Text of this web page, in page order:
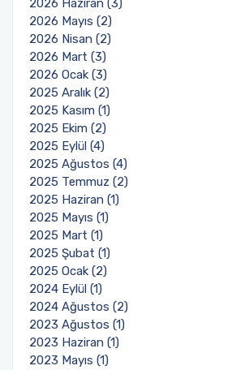
2026 Haziran (3)
2026 Mayıs (2)
2026 Nisan (2)
2026 Mart (3)
2026 Ocak (3)
2025 Aralık (2)
2025 Kasım (1)
2025 Ekim (2)
2025 Eylül (4)
2025 Ağustos (4)
2025 Temmuz (2)
2025 Haziran (1)
2025 Mayıs (1)
2025 Mart (1)
2025 Şubat (1)
2025 Ocak (2)
2024 Eylül (1)
2024 Ağustos (2)
2023 Ağustos (1)
2023 Haziran (1)
2023 Mayıs (1)
Öğrenci Toplulukları
Sosyal Transkript Uygulaması